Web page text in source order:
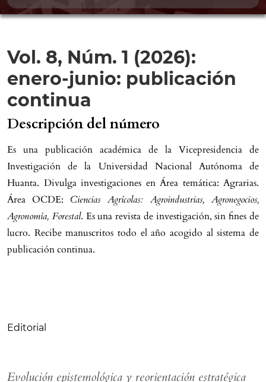
Vol. 8, Núm. 1 (2026):
enero-junio: publicación
continua
Descripción del número
Es una publicación académica de la Vicepresidencia de
Investigación de la Universidad Nacional Autónoma de
Huanta. Divulga investigaciones en Área temática: Agrarias.
Área OCDE: Ciencias Agrícolas: Agroindustrias, Agronegocios,
Agronomía, Forestal. Es una revista de investigación, sin fines de
lucro. Recibe manuscritos todo el año acogido al sistema de
publicación continua.
Editorial
Evolución epistemológica y reorientación estratégica